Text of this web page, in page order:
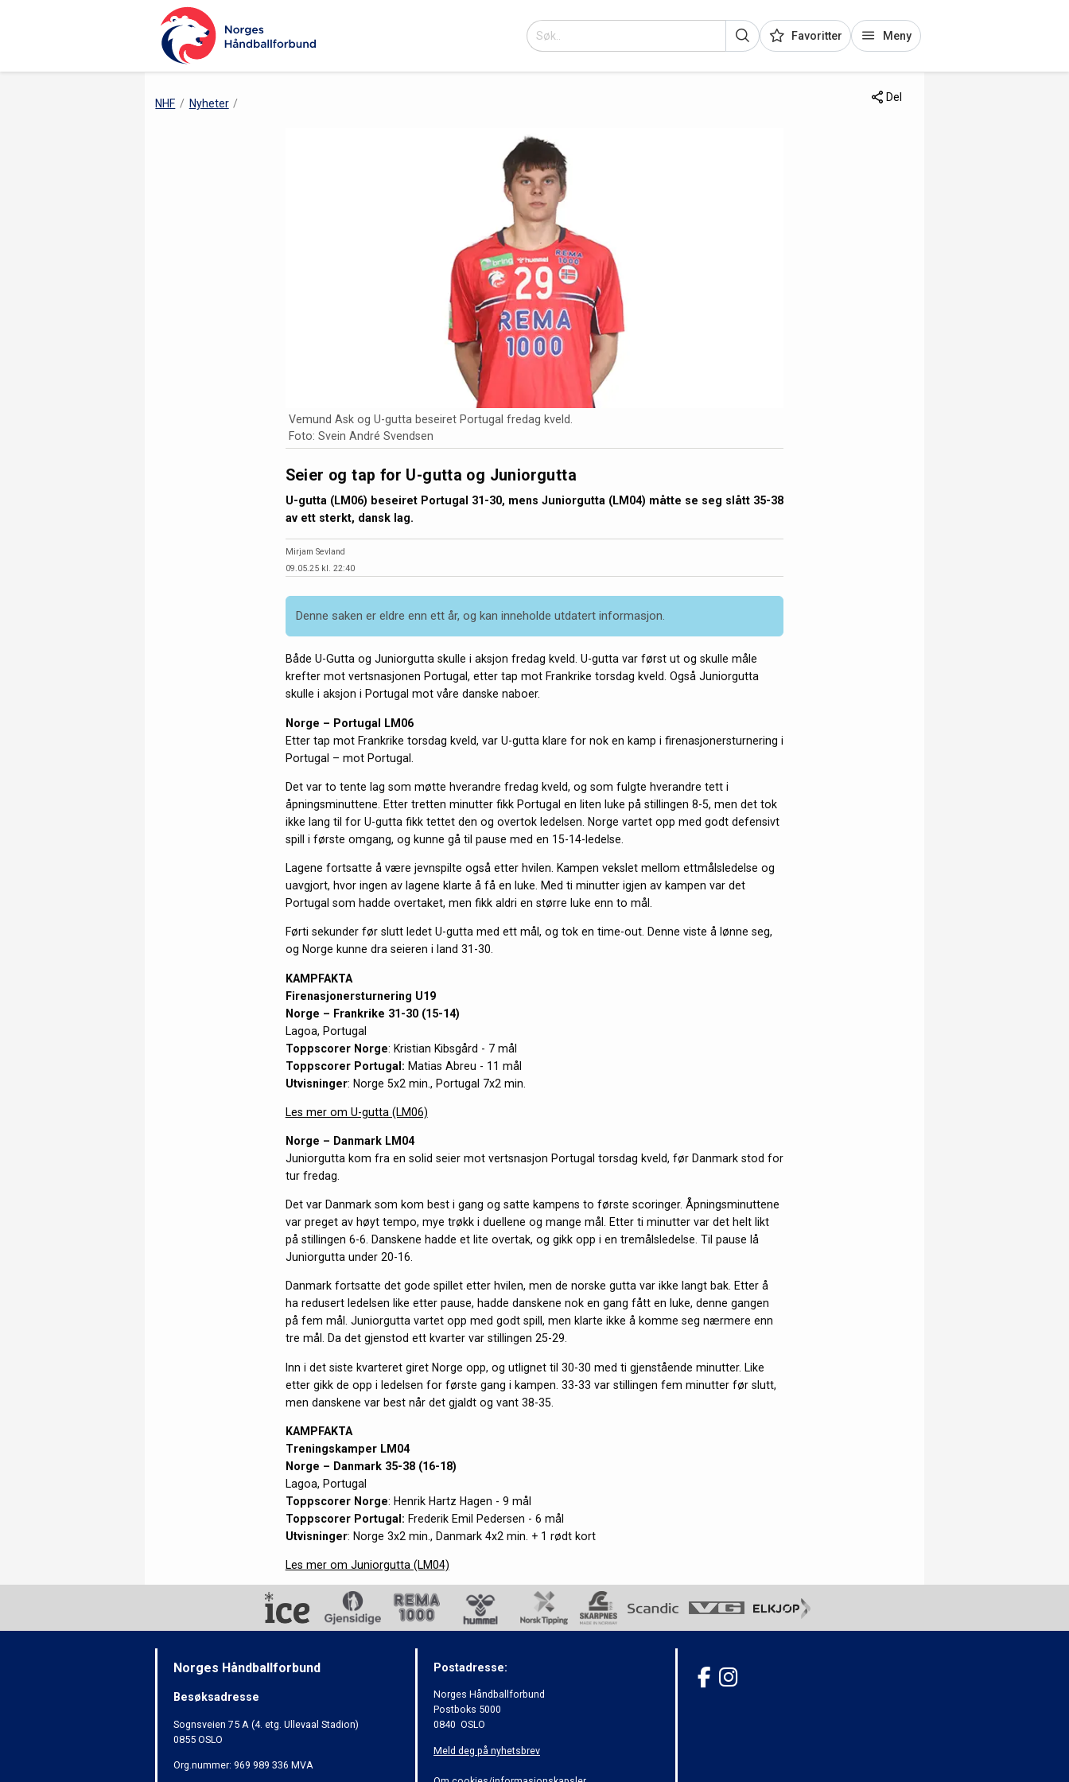
Favoritter Meny
NHF Nyheter Del
Vemund Ask og U-gutta beseiret Portugal fredag kveld.
Foto: Svein André Svendsen
Seier og tap for U-gutta og Juniorgutta
U-gutta (LM06) beseiret Portugal 31-30, mens Juniorgutta (LM04) måtte se seg slått 35-38
av ett sterkt, dansk lag.
Mirjam Sevland
09.05.25 kl. 22:40
Denne saken er eldre enn ett år, og kan inneholde utdatert informasjon.
Både U-Gutta og Juniorgutta skulle i aksjon fredag kveld. U-gutta var først ut og skulle måle
krefter mot vertsnasjonen Portugal, etter tap mot Frankrike torsdag kveld. Også Juniorgutta
skulle i aksjon i Portugal mot våre danske naboer.
Norge – Portugal LM06
Etter tap mot Frankrike torsdag kveld, var U-gutta klare for nok en kamp i firenasjonersturnering i
Portugal – mot Portugal.
Det var to tente lag som møtte hverandre fredag kveld, og som fulgte hverandre tett i
åpningsminuttene. Etter tretten minutter fikk Portugal en liten luke på stillingen 8-5, men det tok
ikke lang til for U-gutta fikk tettet den og overtok ledelsen. Norge vartet opp med godt defensivt
spill i første omgang, og kunne gå til pause med en 15-14-ledelse.
Lagene fortsatte å være jevnspilte også etter hvilen. Kampen vekslet mellom ettmålsledelse og
uavgjort, hvor ingen av lagene klarte å få en luke. Med ti minutter igjen av kampen var det
Portugal som hadde overtaket, men fikk aldri en større luke enn to mål.
Førti sekunder før slutt ledet U-gutta med ett mål, og tok en time-out. Denne viste å lønne seg,
og Norge kunne dra seieren i land 31-30.
KAMPFAKTA
Firenasjonersturnering U19
Norge – Frankrike 31-30 (15-14)
Lagoa, Portugal
Toppscorer Norge: Kristian Kibsgård - 7 mål
Toppscorer Portugal: Matias Abreu - 11 mål
Utvisninger: Norge 5x2 min., Portugal 7x2 min.
Les mer om U-gutta (LM06)
Norge – Danmark LM04
Juniorgutta kom fra en solid seier mot vertsnasjon Portugal torsdag kveld, før Danmark stod for
tur fredag.
Det var Danmark som kom best i gang og satte kampens to første scoringer. Åpningsminuttene
var preget av høyt tempo, mye trøkk i duellene og mange mål. Etter ti minutter var det helt likt
på stillingen 6-6. Danskene hadde et lite overtak, og gikk opp i en tremålsledelse. Til pause lå
Juniorgutta under 20-16.
Danmark fortsatte det gode spillet etter hvilen, men de norske gutta var ikke langt bak. Etter å
ha redusert ledelsen like etter pause, hadde danskene nok en gang fått en luke, denne gangen
på fem mål. Juniorgutta vartet opp med godt spill, men klarte ikke å komme seg nærmere enn
tre mål. Da det gjenstod ett kvarter var stillingen 25-29.
Inn i det siste kvarteret giret Norge opp, og utlignet til 30-30 med ti gjenstående minutter. Like
etter gikk de opp i ledelsen for første gang i kampen. 33-33 var stillingen fem minutter før slutt,
men danskene var best når det gjaldt og vant 38-35.
KAMPFAKTA
Treningskamper LM04
Norge – Danmark 35-38 (16-18)
Lagoa, Portugal
Toppscorer Norge: Henrik Hartz Hagen - 9 mål
Toppscorer Portugal: Frederik Emil Pedersen - 6 mål
Utvisninger: Norge 3x2 min., Danmark 4x2 min. + 1 rødt kort
Les mer om Juniorgutta (LM04)
Norges Håndballforbund
Besøksadresse
Sognsveien 75 A (4. etg. Ullevaal Stadion)
0855 OSLO
Org.nummer: 969 989 336 MVA
Postadresse:
Norges Håndballforbund
Postboks 5000
0840 OSLO
Meld deg på nyhetsbrev